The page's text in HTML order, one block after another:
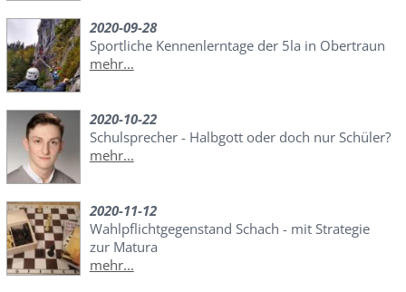
2020-09-28
Sportliche Kennenlerntage der 5la in Obertraun
mehr...
2020-10-22
Schulsprecher - Halbgott oder doch nur Schüler?
mehr...
2020-11-12
Wahlpflichtgegenstand Schach - mit Strategie
zur Matura
mehr...